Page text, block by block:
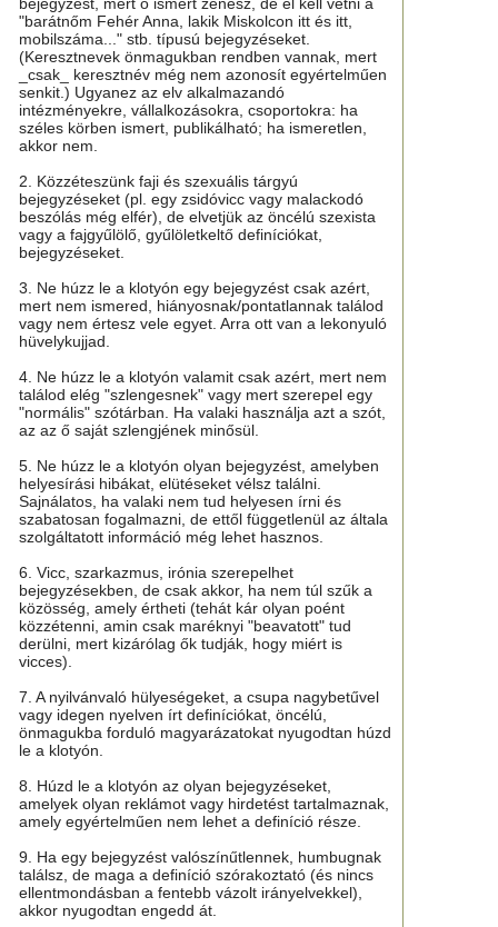
"barátnőm Fehér Anna, lakik Miskolcon itt és itt,
mobilszáma..." stb. típusú bejegyzéseket.
(Keresztnevek önmagukban rendben vannak, mert
_csak_ keresztnév még nem azonosít egyértelműen
senkit.) Ugyanez az elv alkalmazandó
intézményekre, vállalkozásokra, csoportokra: ha
széles körben ismert, publikálható; ha ismeretlen,
akkor nem.
2. Közzéteszünk faji és szexuális tárgyú
bejegyzéseket (pl. egy zsidóvicc vagy malackodó
beszólás még elfér), de elvetjük az öncélú szexista
vagy a fajgyűlölő, gyűlöletkeltő definíciókat,
bejegyzéseket.
3. Ne húzz le a klotyón egy bejegyzést csak azért,
mert nem ismered, hiányosnak/pontatlannak találod
vagy nem értesz vele egyet. Arra ott van a lekonyuló
hüvelykujjad.
4. Ne húzz le a klotyón valamit csak azért, mert nem
találod elég "szlengesnek" vagy mert szerepel egy
"normális" szótárban. Ha valaki használja azt a szót,
az az ő saját szlengjének minősül.
5. Ne húzz le a klotyón olyan bejegyzést, amelyben
helyesírási hibákat, elütéseket vélsz találni.
Sajnálatos, ha valaki nem tud helyesen írni és
szabatosan fogalmazni, de ettől függetlenül az általa
szolgáltatott információ még lehet hasznos.
6. Vicc, szarkazmus, irónia szerepelhet
bejegyzésekben, de csak akkor, ha nem túl szűk a
közösség, amely értheti (tehát kár olyan poént
közzétenni, amin csak maréknyi "beavatott" tud
derülni, mert kizárólag ők tudják, hogy miért is
vicces).
7. A nyilvánvaló hülyeségeket, a csupa nagybetűvel
vagy idegen nyelven írt definíciókat, öncélú,
önmagukba forduló magyarázatokat nyugodtan húzd
le a klotyón.
8. Húzd le a klotyón az olyan bejegyzéseket,
amelyek olyan reklámot vagy hirdetést tartalmaznak,
amely egyértelműen nem lehet a definíció része.
9. Ha egy bejegyzést valószínűtlennek, humbugnak
találsz, de maga a definíció szórakoztató (és nincs
ellentmondásban a fentebb vázolt irányelvekkel),
akkor nyugodtan engedd át.